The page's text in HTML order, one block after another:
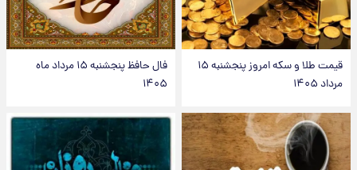
قیمت طلا و سکه امروز پنجشنبه ۱۵
مرداد ۱۴۰۵
فال حافظ پنجشنبه ۱۵ مرداد ماه
۱۴۰۵